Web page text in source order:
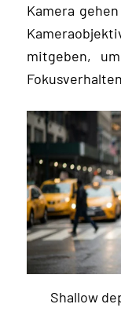
Kamera
mitgeben,
Shallow